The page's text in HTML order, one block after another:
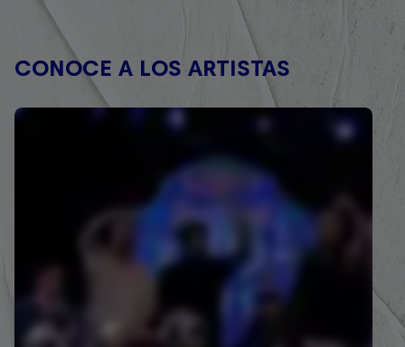
CONOCE A LOS ARTISTAS